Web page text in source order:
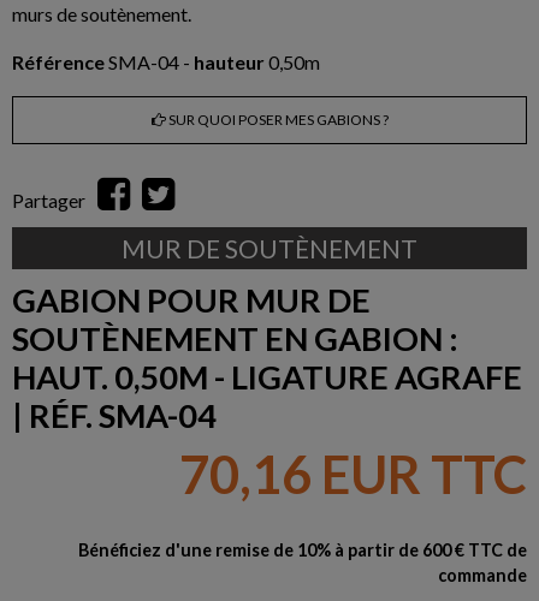
murs de soutènement.
RéférenceSMA-04 - hauteur 0,50m
SUR QUOI POSER MES GABIONS ?
Partager
MUR DE SOUTÈNEMENT
GABION POUR MUR DE
SOUTÈNEMENT EN GABION :
HAUT. 0,50M - LIGATURE AGRAFE
| RÉF. SMA-04
70,16 EUR TTC
Bénéficiez d'une remise de 10% à partir de 600 € TTC de
commande